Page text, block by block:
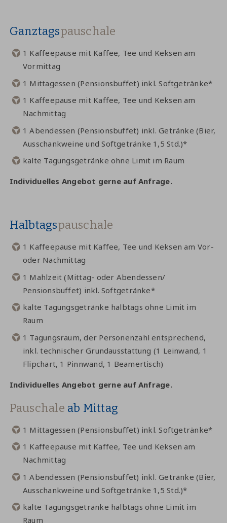
Ganztagspauschale
1 Kaffeepause mit Kaffee, Tee und Keksen am
Vormittag
1 Mittagessen (Pensionsbuffet) inkl. Softgetränke*
1 Kaffeepause mit Kaffee, Tee und Keksen am
Nachmittag
1 Abendessen (Pensionsbuffet) inkl. Getränke (Bier,
Ausschankweine und Softgetränke 1,5 Std.)*
kalte Tagungsgetränke ohne Limit im Raum
Individuelles Angebot gerne auf Anfrage.
Halbtagspauschale
1 Kaffeepause mit Kaffee, Tee und Keksen am Vor-
oder Nachmittag
1 Mahlzeit (Mittag- oder Abendessen/
Pensionsbuffet) inkl. Softgetränke*
kalte Tagungsgetränke halbtags ohne Limit im
Raum
1 Tagungsraum, der Personenzahl entsprechend,
inkl. technischer Grundausstattung (1 Leinwand, 1
Flipchart, 1 Pinnwand, 1 Beamertisch)
Individuelles Angebot gerne auf Anfrage.
Pauschale ab Mittag
1 Mittagessen (Pensionsbuffet) inkl. Softgetränke*
1 Kaffeepause mit Kaffee, Tee und Keksen am
Nachmittag
1 Abendessen (Pensionsbuffet) inkl. Getränke (Bier,
Ausschankweine und Softgetränke 1,5 Std.)*
kalte Tagungsgetränke halbtags ohne Limit im
Raum